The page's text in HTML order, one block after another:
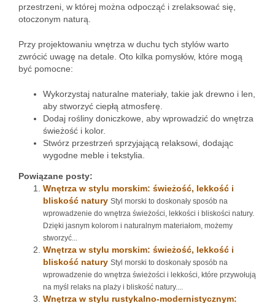
przestrzeni, w której można odpocząć i zrelaksować się,
otoczonym naturą.
Przy projektowaniu wnętrza w duchu tych stylów warto
zwrócić uwagę na detale. Oto kilka pomysłów, które mogą
być pomocne:
Wykorzystaj naturalne materiały, takie jak drewno i len,
aby stworzyć ciepłą atmosferę.
Dodaj rośliny doniczkowe, aby wprowadzić do wnętrza
świeżość i kolor.
Stwórz przestrzeń sprzyjającą relaksowi, dodając
wygodne meble i tekstylia.
Powiązane posty:
Wnętrza w stylu morskim: świeżość, lekkość i
bliskość natury Styl morski to doskonały sposób na
wprowadzenie do wnętrza świeżości, lekkości i bliskości natury.
Dzięki jasnym kolorom i naturalnym materiałom, możemy
stworzyć...
Wnętrza w stylu morskim: świeżość, lekkość i
bliskość natury Styl morski to doskonały sposób na
wprowadzenie do wnętrza świeżości i lekkości, które przywołują
na myśl relaks na plaży i bliskość natury....
Wnętrza w stylu rustykalno-modernistycznym: